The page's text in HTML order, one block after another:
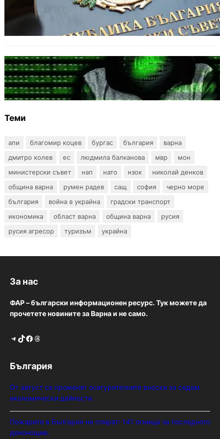
Кабинетът прие нов статут за професиите в
спортната подготовка
БЪЛГАРИЯ
Разкриха дългогодишен пробив в
държавни информационни системи
Теми
апи благомир коцев бургас българия
варна
дмитро колев
ес людмила балканова мвр
мон
министерски съвет
нап нато нзок
николай денков
община варна
румен радев сащ софия
черно море
българия
война в украйна
градски транспорт
икономика
област варна община варна
русия
русия агресор
туризъм украйна
За нас
ФАР – български информационен ресурс. Тук можете да
прочетете новините за Варна и не само.
Telegram TikTok Facebook Threads
България
От август се променят осигурителните вноски за седем
икономически дейности.
Пожарите в България не спират: 141 огнища за последното
денонощие.